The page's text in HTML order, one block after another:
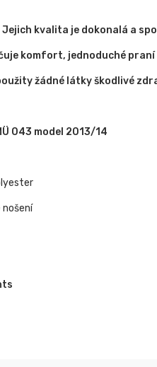
kvalita je dokonalá a
komfort, jednoduché
žádné látky škodlivé
043 model 2013/14
nošení